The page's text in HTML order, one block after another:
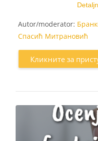
Autor/moderator:
Спасић Митрановић
Кликните за